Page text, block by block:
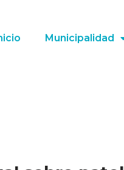
Municipalidad